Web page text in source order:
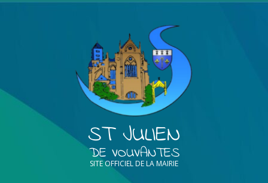
ST JULIEN
DE VOUVANTES
SITE OFFICIEL DE LA MAIRIE